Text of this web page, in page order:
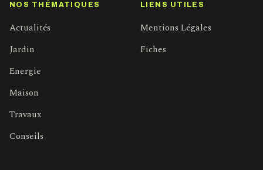
NOS THÉMATIQUES
Actualités
Jardin
Energie
Maison
Travaux
Conseils
LIENS UTILES
Mentions Légales
Fiches